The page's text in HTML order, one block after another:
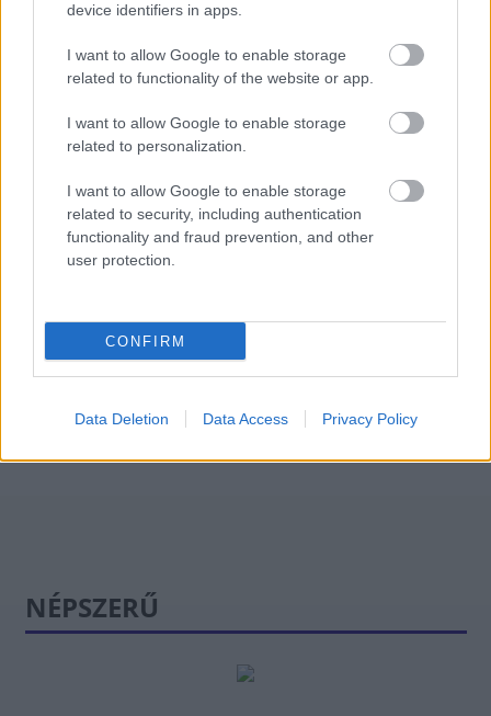
device identifiers in apps.
I want to allow Google to enable storage
related to functionality of the website or app.
I want to allow Google to enable storage
related to personalization.
I want to allow Google to enable storage
related to security, including authentication
functionality and fraud prevention, and other
user protection.
CONFIRM
Data Deletion Data Access Privacy Policy
46 centivel magasabb a folyó, Paksnál még
nincs változás
HÍREK 2 órája
Az egészség logikája: mit jelentenek ma
a XX. század orvostudományi sikerei?
EGÉSZSÉGIPAR 5 órája
NÉPSZERŰ